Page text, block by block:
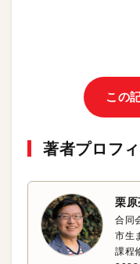
この
著者プロフ
栗原
合同
市生
課程